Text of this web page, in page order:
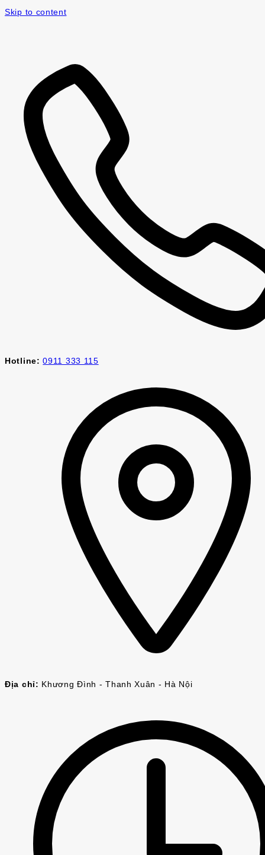
Skip to content
Hotline: 0911 333 115
Địa chỉ: Khương Đình - Thanh Xuân - Hà Nội